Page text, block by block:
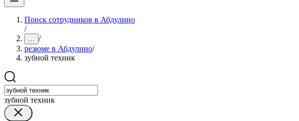
Поиск сотрудников в Абдулино
/
... /
резюме в Абдулино/
зубной техник
зубной техник